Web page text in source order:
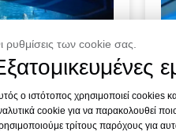
ρυθμίσεις των cookie σας.
ο ιστότοπος χρησιμοποιεί cookies
cookie για να παρακολουθεί
τρίτους παρόχους για